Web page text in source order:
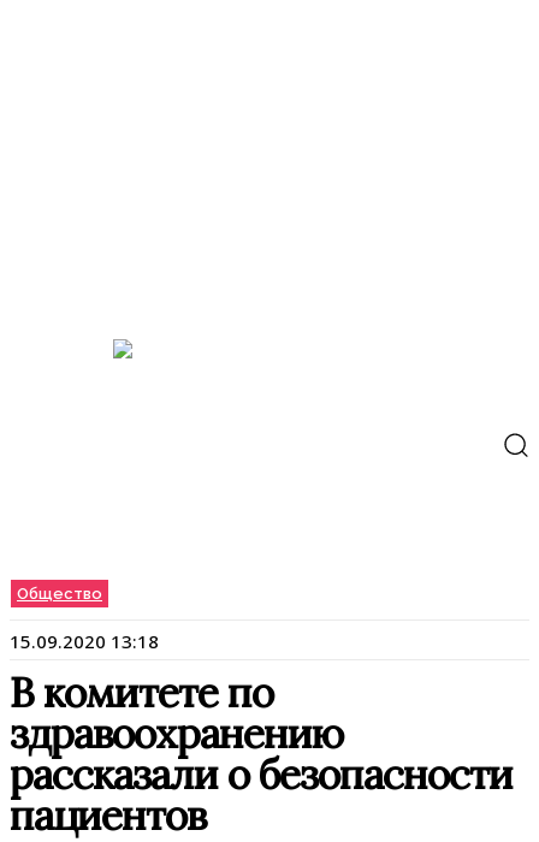
Общество
15.09.2020 13:18
В комитете по
здравоохранению
рассказали о безопасности
пациентов